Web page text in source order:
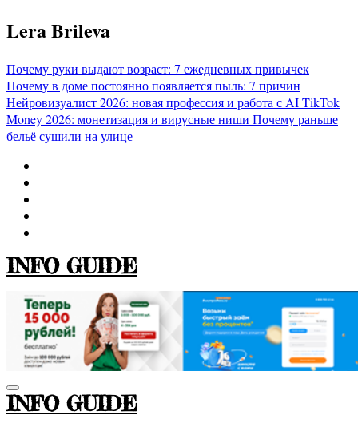
Перейти
к
Lera Brileva
Почему руки выдают возраст: 7 ежедневных привычек
Почему в доме постоянно появляется пыль: 7 причин
Нейровизуалист 2026: новая профессия и работа с AITikTok
Money 2026: монетизация и вирусные ниши Почему раньше
бельё сушили на улице
INFO GUIDE
INFO GUIDE